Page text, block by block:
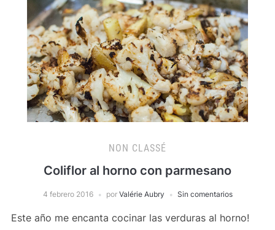
NON CLASSÉ
Coliflor al horno con parmesano
4 febrero 2016 por Valérie Aubry Sin comentarios
Este año me encanta cocinar las verduras al horno!